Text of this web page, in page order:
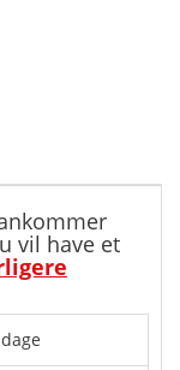
vil have et